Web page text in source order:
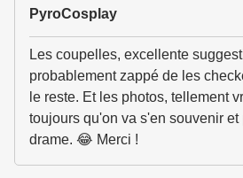
PyroCosplay
Les coupelles, excellente
probablement zappé de les
le reste. Et les photos, tellement
toujours qu'on va s'en souvenir et
drame. 😂 Merci !